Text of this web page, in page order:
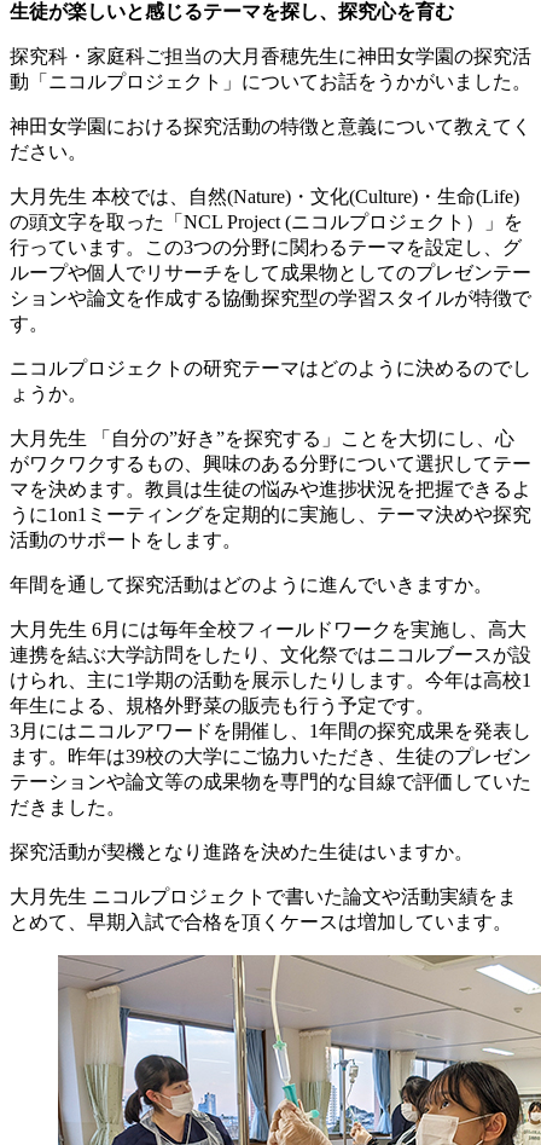
生徒が楽しいと感じるテーマを探し、探究心を育む
探究科・家庭科ご担当の大月香穂先生に神田女学園の探究活
動「ニコルプロジェクト」についてお話をうかがいました。
神田女学園における探究活動の特徴と意義について教えてく
ださい。
大月先生 本校では、自然(Nature)・文化(Culture)・生命(Life)
の頭文字を取った「NCL Project (ニコルプロジェクト）」を
行っています。この3つの分野に関わるテーマを設定し、グ
ループや個人でリサーチをして成果物としてのプレゼンテー
ションや論文を作成する協働探究型の学習スタイルが特徴で
す。
ニコルプロジェクトの研究テーマはどのように決めるのでし
ょうか。
大月先生 「自分の”好き”を探究する」ことを大切にし、心
がワクワクするもの、興味のある分野について選択してテー
マを決めます。教員は生徒の悩みや進捗状況を把握できるよ
うに1on1ミーティングを定期的に実施し、テーマ決めや探究
活動のサポートをします。
年間を通して探究活動はどのように進んでいきますか。
大月先生 6月には毎年全校フィールドワークを実施し、高大
連携を結ぶ大学訪問をしたり、文化祭ではニコルブースが設
けられ、主に1学期の活動を展示したりします。今年は高校1
年生による、規格外野菜の販売も行う予定です。
3月にはニコルアワードを開催し、1年間の探究成果を発表し
ます。昨年は39校の大学にご協力いただき、生徒のプレゼン
テーションや論文等の成果物を専門的な目線で評価していた
だきました。
探究活動が契機となり進路を決めた生徒はいますか。
大月先生 ニコルプロジェクトで書いた論文や活動実績をま
とめて、早期入試で合格を頂くケースは増加しています。